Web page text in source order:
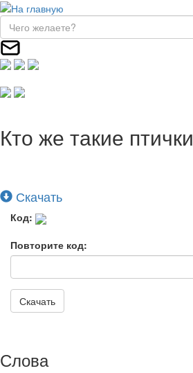
Кто же такие птички
Скачать
Код:
Повторите код:
Скачать
Слова